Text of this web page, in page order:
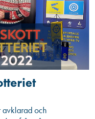
avklarad och